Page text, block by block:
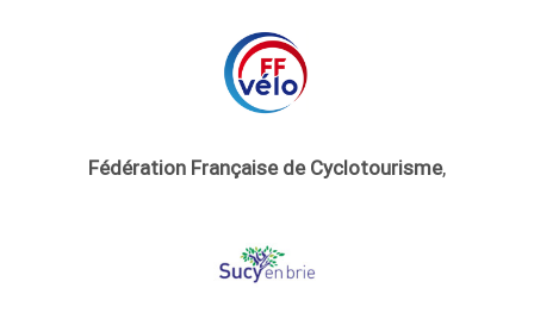
Fédération Française de Cyclotourisme,